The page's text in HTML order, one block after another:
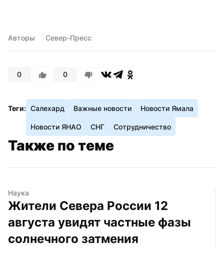
Авторы Север-Пресс
0 0
Теги: Салехард Важные новости Новости Ямала
Новости ЯНАО СНГ Сотрудничество
Также по теме
Наука
Жители Севера России 12
августа увидят частные фазы
солнечного затмения